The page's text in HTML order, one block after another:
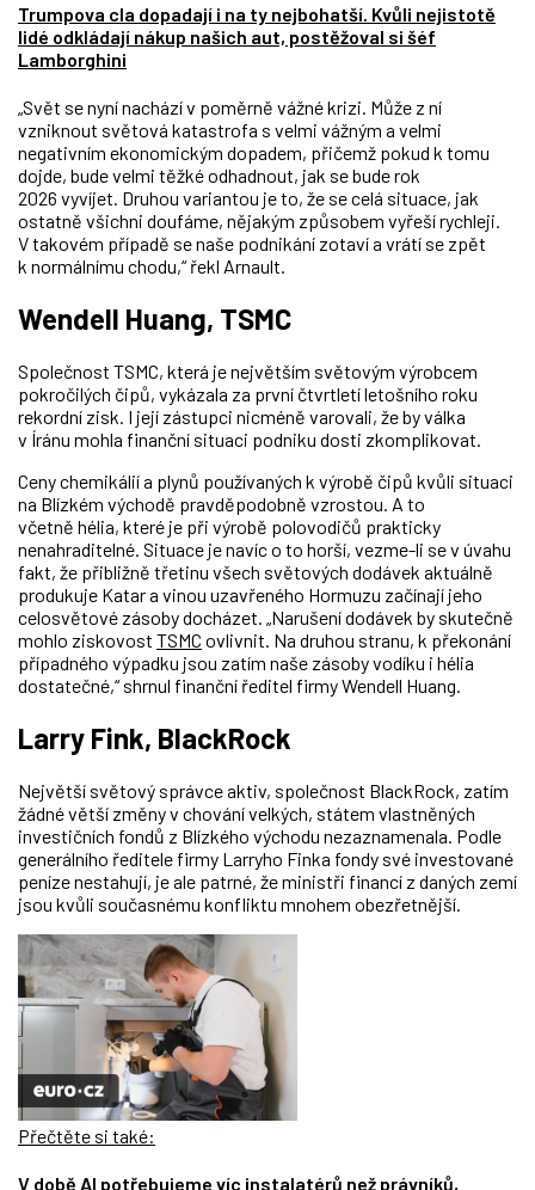
Trumpova cla dopadají i na ty nejbohatší. Kvůli nejistotě
lidé odkládají nákup našich aut, postěžoval si šéf
Lamborghini
„Svět se nyní nachází v poměrně vážné krizi. Může z ní
vzniknout světová katastrofa s velmi vážným a velmi
negativním ekonomickým dopadem, přičemž pokud k tomu
dojde, bude velmi těžké odhadnout, jak se bude rok
2026 vyvíjet. Druhou variantou je to, že se celá situace, jak
ostatně všichni doufáme, nějakým způsobem vyřeší rychleji.
V takovém případě se naše podnikání zotaví a vrátí se zpět
k normálnímu chodu,“ řekl Arnault.
Wendell Huang, TSMC
Společnost TSMC, která je největším světovým výrobcem
pokročilých čipů, vykázala za první čtvrtletí letošního roku
rekordní zisk. I její zástupci nicméně varovali, že by válka
v Íránu mohla finanční situaci podniku dosti zkomplikovat.
Ceny chemikálií a plynů používaných k výrobě čipů kvůli situaci
na Blízkém východě pravděpodobně vzrostou. A to
včetně hélia, které je při výrobě polovodičů prakticky
nenahraditelné. Situace je navíc o to horší, vezme-li se v úvahu
fakt, že přibližně třetinu všech světových dodávek aktuálně
produkuje Katar a vinou uzavřeného Hormuzu začínají jeho
celosvětové zásoby docházet. „Narušení dodávek by skutečně
mohlo ziskovost TSMC ovlivnit. Na druhou stranu, k překonání
případného výpadku jsou zatím naše zásoby vodíku i hélia
dostatečné,“ shrnul finanční ředitel firmy Wendell Huang.
Larry Fink, BlackRock
Největší světový správce aktiv, společnost BlackRock, zatím
žádné větší změny v chování velkých, státem vlastněných
investičních fondů z Blízkého východu nezaznamenala . Podle
generálního ředitele firmy Larryho Finka fondy své investované
peníze nestahují, je ale patrné, že ministři financí z daných zemí
jsou kvůli současnému konfliktu mnohem obezřetnější.
Přečtěte si také:
V době AI potřebujeme víc instalatérů než právníků,